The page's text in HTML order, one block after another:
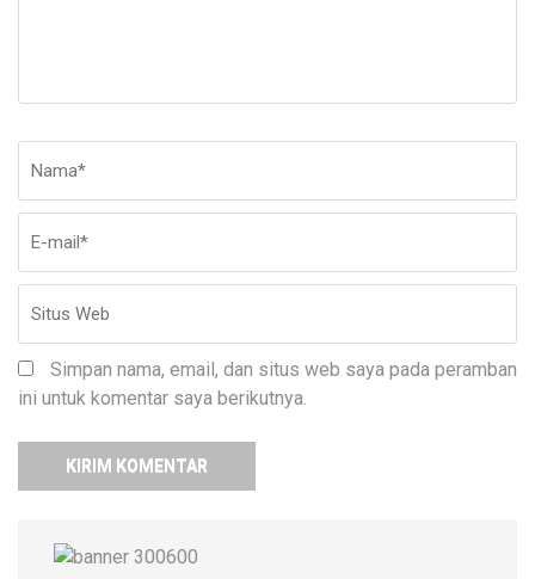
Simpan nama, email, dan situs web saya pada peramban
ini untuk komentar saya berikutnya.